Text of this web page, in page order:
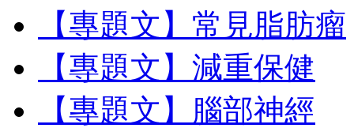
【專題文】常見脂肪瘤
【專題文】減重保健
【專題文】腦部神經